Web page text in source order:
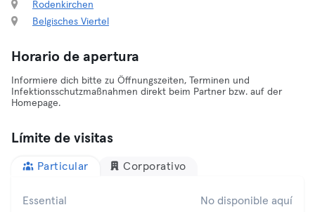
Rodenkirchen
Belgisches Viertel
Horario de apertura
Informiere dich bitte zu Öffnungszeiten, Terminen und
Infektionsschutzmaßnahmen direkt beim Partner bzw. auf der
Homepage.
Límite de visitas
Particular Corporativo
Essential No disponible aquí